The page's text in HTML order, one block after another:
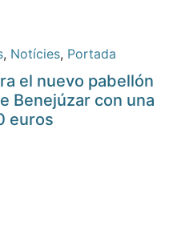
, Notícies, Portada
el nuevo pabellón
Benejúzar con una
euros